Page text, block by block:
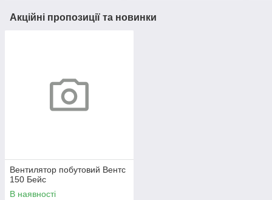
Акційні пропозиції та новинки
Вентилятор побутовий Вентс
150 Бейс
В наявності